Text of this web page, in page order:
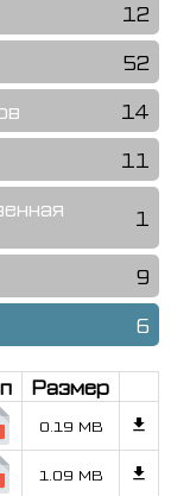
12
52
14
11
1
9
6
Размер
0.19 MB
1.09 MB